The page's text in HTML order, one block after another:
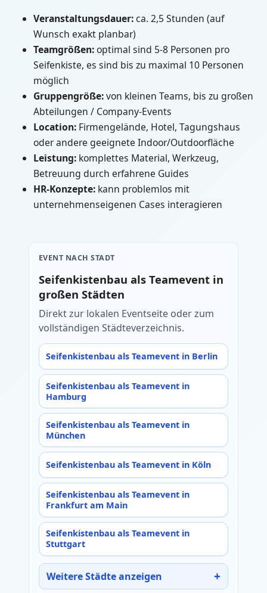
Veranstaltungsdauer:ca. 2,5 Stunden (auf
Wunsch exakt planbar)
Teamgrößen:optimal sind 5-8 Personen pro
Seifenkiste, es sind bis zu maximal 10 Personen
möglich
Gruppengröße:von kleinen Teams, bis zu großen
Abteilungen / Company-Events
Location: Firmengelände, Hotel, Tagungshaus
oder andere geeignete Indoor/Outdoorfläche
Leistung: komplettes Material, Werkzeug,
Betreuung durch erfahrene Guides
HR-Konzepte: kann problemlos mit
unternehmenseigenen Cases interagieren
EVENT NACH STADT
Seifenkistenbau als Teamevent in
großen Städten
Direkt zur lokalen Eventseite oder zum
vollständigen Städteverzeichnis.
Seifenkistenbau als Teamevent in Berlin
Seifenkistenbau als Teamevent in
Hamburg
Seifenkistenbau als Teamevent in
München
Seifenkistenbau als Teamevent in Köln
Seifenkistenbau als Teamevent in
Frankfurt am Main
Seifenkistenbau als Teamevent in
Stuttgart
Weitere Städte anzeigen